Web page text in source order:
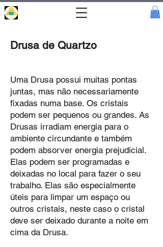
Drusa de Quartzo
Uma Drusa possui muitas pontas
juntas, mas não necessariamente
fixadas numa base. Os cristais
podem ser pequenos ou grandes. As
Drusas irradiam energia para o
ambiente circundante e também
podem absorver energia prejudicial.
Elas podem ser programadas e
deixadas no local para fazer o seu
trabalho. Elas são especialmente
úteis para limpar um espaço ou
outros cristais, neste caso o cristal
deve ser deixado durante a noite em
cima da Drusa.